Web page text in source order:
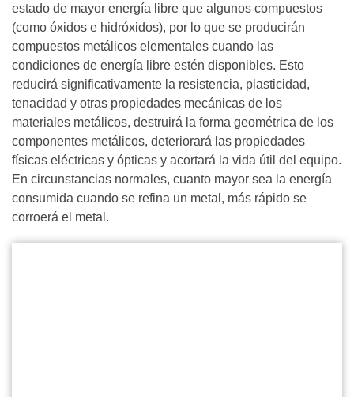
estado de mayor energía libre que algunos compuestos
(como óxidos e hidróxidos), por lo que se producirán
compuestos metálicos elementales cuando las
condiciones de energía libre estén disponibles. Esto
reducirá significativamente la resistencia, plasticidad,
tenacidad y otras propiedades mecánicas de los
materiales metálicos, destruirá la forma geométrica de los
componentes metálicos, deteriorará las propiedades
físicas eléctricas y ópticas y acortará la vida útil del equipo.
En circunstancias normales, cuanto mayor sea la energía
consumida cuando se refina un metal, más rápido se
corroerá el metal.